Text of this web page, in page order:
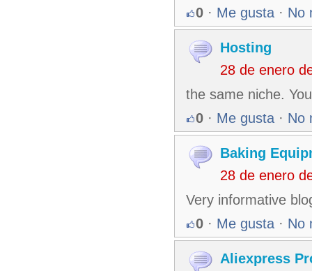
0 · Me gusta · No
Hosting
28 de enero
the same niche.
0 · Me gusta · No
Baking
28 de enero
Very informative
0 · Me gusta · No
Aliexpress